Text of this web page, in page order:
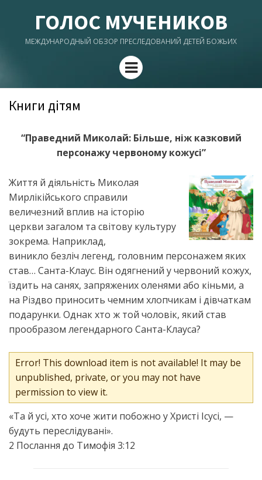
ГОЛОС МУЧЕНИКОВ
МЕЖДУНАРОДНЫЙ ОБЗОР ПРЕСЛЕДОВАНИЙ ДЕТЕЙ БОЖЬИХ
Menu
Книги дітям
“Праведний Миколай: Більше, ніж казковий
персонажу червоному кожусі”
Життя й діяльність Миколая
Мирлікійського справили
величезний вплив на історію
церкви загалом та світову культуру
зокрема. Наприклад,
виникло безліч легенд, головним персонажем яких
став… Санта-Клаус. Він одягнений у червоний кожух,
їздить на санях, запряжених оленями або кіньми, а
на Різдво приносить чемним хлопчикам і дівчаткам
подарунки. Однак хто ж той чоловік, який став
прообразом легендарного Санта-Клауса?
Error! This download item is not available! It may be
unpublished, private, or you may not have
permission to view it.
«Та й усі, хто хоче жити побожно у Христі Ісусі, —
будуть переслідувані».
2 Послання до Тимофія 3:12